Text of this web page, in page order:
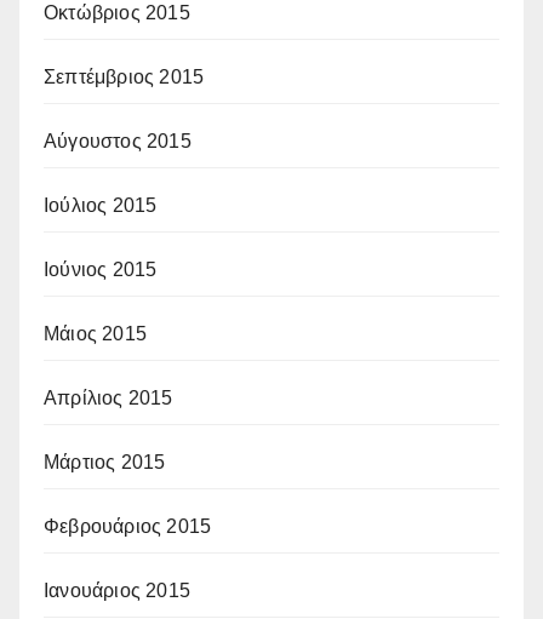
Οκτώβριος 2015
Σεπτέμβριος 2015
Αύγουστος 2015
Ιούλιος 2015
Ιούνιος 2015
Μάιος 2015
Απρίλιος 2015
Μάρτιος 2015
Φεβρουάριος 2015
Ιανουάριος 2015